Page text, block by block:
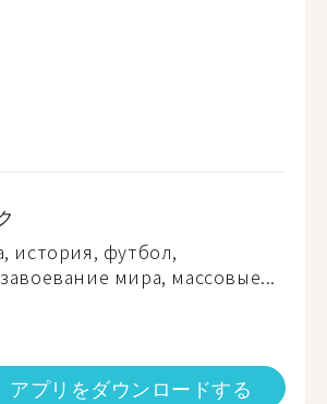
история, футбол,
мира, массовые...
アプリをダウンロードする